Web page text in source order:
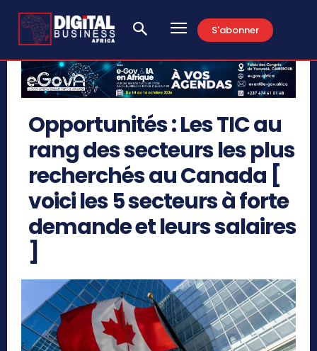
S'abonner
Opportunités : Les TIC au
rang des secteurs les plus
recherchés au Canada [
voici les 5 secteurs à forte
demande et leurs salaires
]